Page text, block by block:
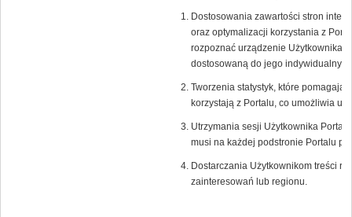
Dostosowania zawartości stron
oraz optymalizacji korzystania z
rozpoznać urządzenie Użytkownika
dostosowaną do jego
Tworzenia statystyk, które pomagają
korzystają z Portalu, co umożliwia
Utrzymania sesji Użytkownika
musi na każdej podstronie Portalu
Dostarczania Użytkownikom treści
zainteresowań lub regionu.